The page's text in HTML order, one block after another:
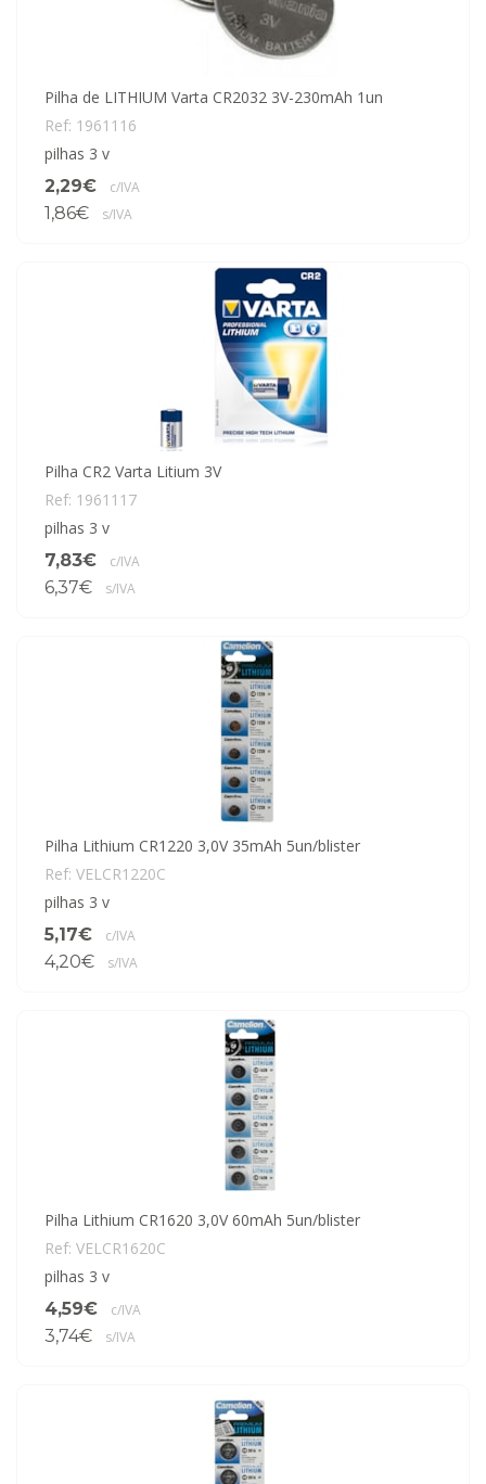
Pilha de LITHIUM Varta CR2032 3V-230mAh 1un
Ref: 1961116
pilhas 3 v
2,29€
c/IVA
1,86€ s/IVA
Pilha CR2 Varta Litium 3V
Ref: 1961117
pilhas 3 v
7,83€
c/IVA
6,37€ s/IVA
Pilha Lithium CR1220 3,0V 35mAh 5un/blister
Ref: VELCR1220C
pilhas 3 v
5,17€
c/IVA
4,20€ s/IVA
Pilha Lithium CR1620 3,0V 60mAh 5un/blister
Ref: VELCR1620C
pilhas 3 v
4,59€
c/IVA
3,74€ s/IVA